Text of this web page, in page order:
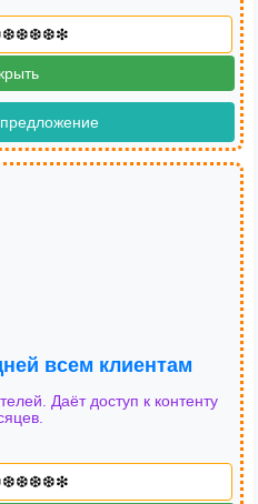
всем клиентам
Даёт доступ к контенту